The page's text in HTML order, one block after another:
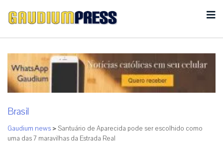
Brasil
Gaudium news >Santuário de Aparecida pode ser escolhido como
uma das 7 maravilhas da Estrada Real